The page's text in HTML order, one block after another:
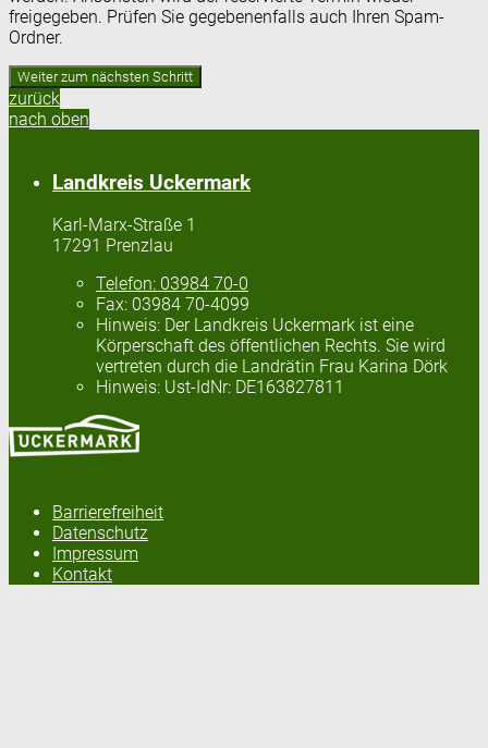
freigegeben. Prüfen Sie gegebenenfalls auch Ihren Spam-
Ordner.
zurück
nach oben
Landkreis Uckermark
Karl-Marx-Straße 1
17291 Prenzlau
Telefon: 03984 70-0
Fax: 03984 70-4099
Hinweis: Der Landkreis Uckermark ist eine
Körperschaft des öffentlichen Rechts. Sie wird
vertreten durch die Landrätin Frau Karina Dörk
Hinweis: Ust-IdNr: DE163827811
Barrierefreiheit
Datenschutz
Impressum
Kontakt